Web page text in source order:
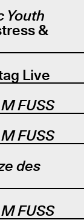
Youth
&
Live
FUSS
FUSS
des
FUSS